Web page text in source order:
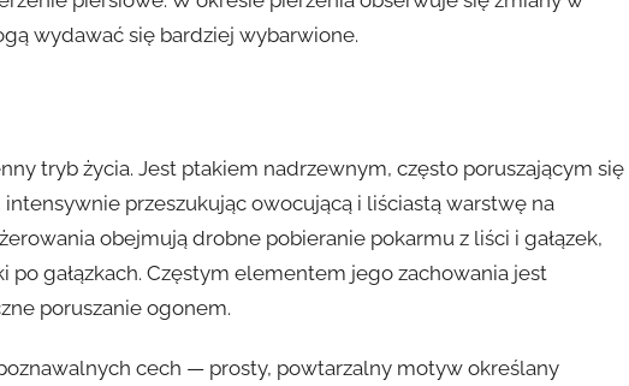
wydawać się bardziej wybarwione.
tryb życia. Jest ptakiem nadrzewnym, często poruszającym się
przeszukując owocującą i liściastą warstwę na
obejmują drobne pobieranie pokarmu z liści i gałązek,
gałązkach. Częstym elementem jego zachowania jest
poruszanie ogonem.
cech — prosty, powtarzalny motyw określany